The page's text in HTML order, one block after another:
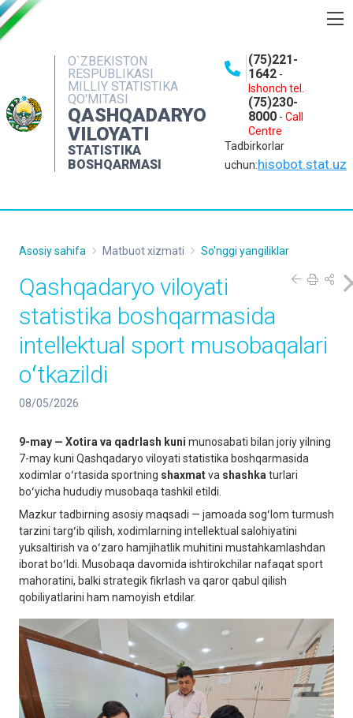
O`ZBEKISTON
RESPUBLIKASI
MILLIY STATISTIKA
QO'MITASI
QASHQADARYO
VILOYATI
STATISTIKA
BOSHQARMASI
(75)221-
1642 -
Ishonch tel.
(75)230-
8000 - Call
Centre
Tadbirkorlar
uchun:hisobot.stat.uz
OCHIQ MA'LUMOTLAR
NASHRLAR
INTERAKTIV XIZMATLAR
MATBUOT XIZMATI
KONTAKTLAR
Asosiy sahifa Matbuot xizmati So'nggi yangiliklar
Qashqadaryo viloyati
statistika boshqarmasida
intellektual sport musobaqalari
oʻtkazildi
08/05/2026
9-may — Xotira va qadrlash kuni munosabati bilan joriy yilning
7-may kuni Qashqadaryo viloyati statistika boshqarmasida
xodimlar oʻrtasida sportning shaxmatva shashka turlari
boʻyicha hududiy musobaqa tashkil etildi.
Mazkur tadbirning asosiy maqsadi — jamoada sogʻlom turmush
tarzini targʻib qilish, xodimlarning intellektual salohiyatini
yuksaltirish va oʻzaro hamjihatlik muhitini mustahkamlashdan
iborat boʻldi. Musobaqa davomida ishtirokchilar nafaqat sport
mahoratini, balki strategik fikrlash va qaror qabul qilish
qobiliyatlarini ham namoyish etdilar.